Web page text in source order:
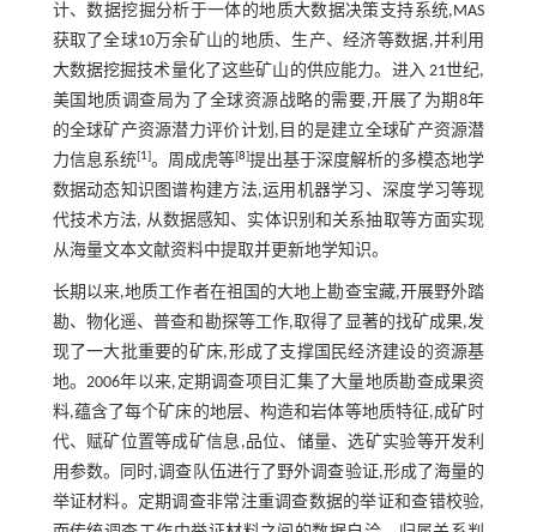
计、数据挖掘分析于一体的地质大数据决策支持系统,MAS
获取了全球10万余矿山的地质、生产、经济等数据,并利用
大数据挖掘技术量化了这些矿山的供应能力。进入 21世纪,
美国地质调查局为了全球资源战略的需要,开展了为期8年
的全球矿产资源潜力评价计划,目的是建立全球矿产资源潜
力信息系统[1]。周成虎等[8]提出基于深度解析的多模态地学
数据动态知识图谱构建方法,运用机器学习、深度学习等现
代技术方法, 从数据感知、实体识别和关系抽取等方面实现
从海量文本文献资料中提取并更新地学知识。
长期以来,地质工作者在祖国的大地上勘查宝藏,开展野外踏
勘、物化遥、普查和勘探等工作,取得了显著的找矿成果,发
现了一大批重要的矿床,形成了支撑国民经济建设的资源基
地。2006年以来,定期调查项目汇集了大量地质勘查成果资
料,蕴含了每个矿床的地层、构造和岩体等地质特征,成矿时
代、赋矿位置等成矿信息,品位、储量、选矿实验等开发利
用参数。同时,调查队伍进行了野外调查验证,形成了海量的
举证材料。定期调查非常注重调查数据的举证和查错校验,